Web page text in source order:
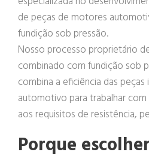
de peças de motores
fundição sob pressão.
Nosso processo proprietário
combinado com fundição sob
combina a eficiência das
automotivo para trabalhar
aos requisitos de resistência,
Porque